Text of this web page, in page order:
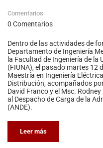
Comentarios
0 Comentarios
Dentro de las actividades de
Departamento de Ingeniería
la Facultad de Ingeniería de la
(FIUNA), el pasado martes 12
Maestría en Ingeniería
Distribución, acompañados
David Franco y el Msc.
al Despacho de Carga de la
(ANDE).
Leer más